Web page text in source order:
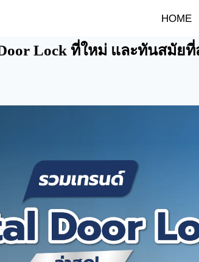
HOME
Lock ที่ใหม่ และทันสมัย